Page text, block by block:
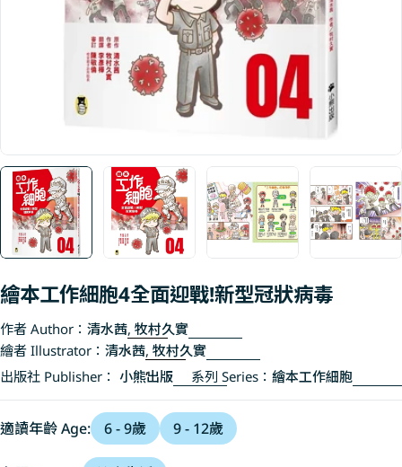
繪本工作細胞4全面迎戰!新型冠狀病毒
作者 Author： 清水茜, 牧村久實
繪者 Illustrator： 清水茜, 牧村久實
出版社 Publisher： 小熊出版 系列 Series： 繪本工作細胞
適讀年齡 Age: 6 - 9歲 9 - 12歲